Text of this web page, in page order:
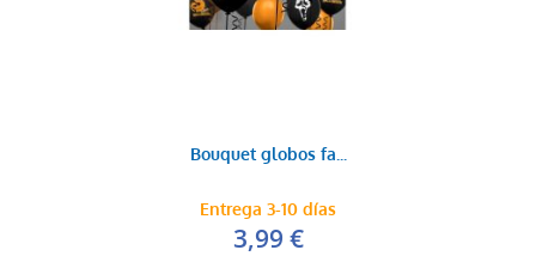
Bouquet globos fa...
Entrega 3-10 días
3,99 €